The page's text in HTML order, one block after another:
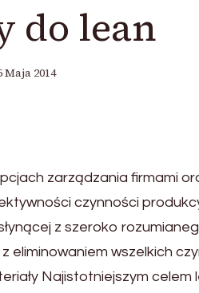
do lean
Maja 2014
zarządzania firmami
czynności
z szeroko
eliminowaniem wszelkich
Najistotniejszym